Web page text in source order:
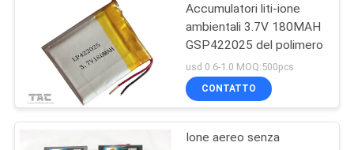
Accumulatori liti-ione
ambientali 3.7V 180MAH
GSP422025 del polimero
usd 0.6-1.0 MOQ:500pcs
CONTATTO
Ione aereo senza